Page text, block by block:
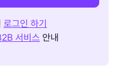
로그인 하기
서비스 안내